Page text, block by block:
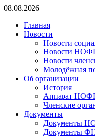
Перейти
содержимому
08.08.2026
Главная
Новости
Новости
Новости
Новости
Молодёжная
Об организации
История
Аппарат
Членские
Документы
Документы
Документы